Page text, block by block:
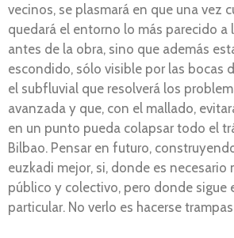
vecinos, se plasmará en que una vez
quedará el entorno lo más parecido a
antes de la obra, sino que además
escondido, sólo visible por las bocas
el subfluvial que resolverá los
avanzada y que, con el mallado,
en un punto pueda colapsar todo el
Bilbao. Pensar en futuro,
euzkadi mejor, si, donde es necesario
público y colectivo, pero donde sigue
particular. No verlo es hacerse